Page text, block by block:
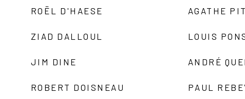
ROËL D'HAESE
ZIAD DALLOUL
JIM DINE
ROBERT DOISNEAU
AGATHE
LOUIS
ANDRÉ
PAUL